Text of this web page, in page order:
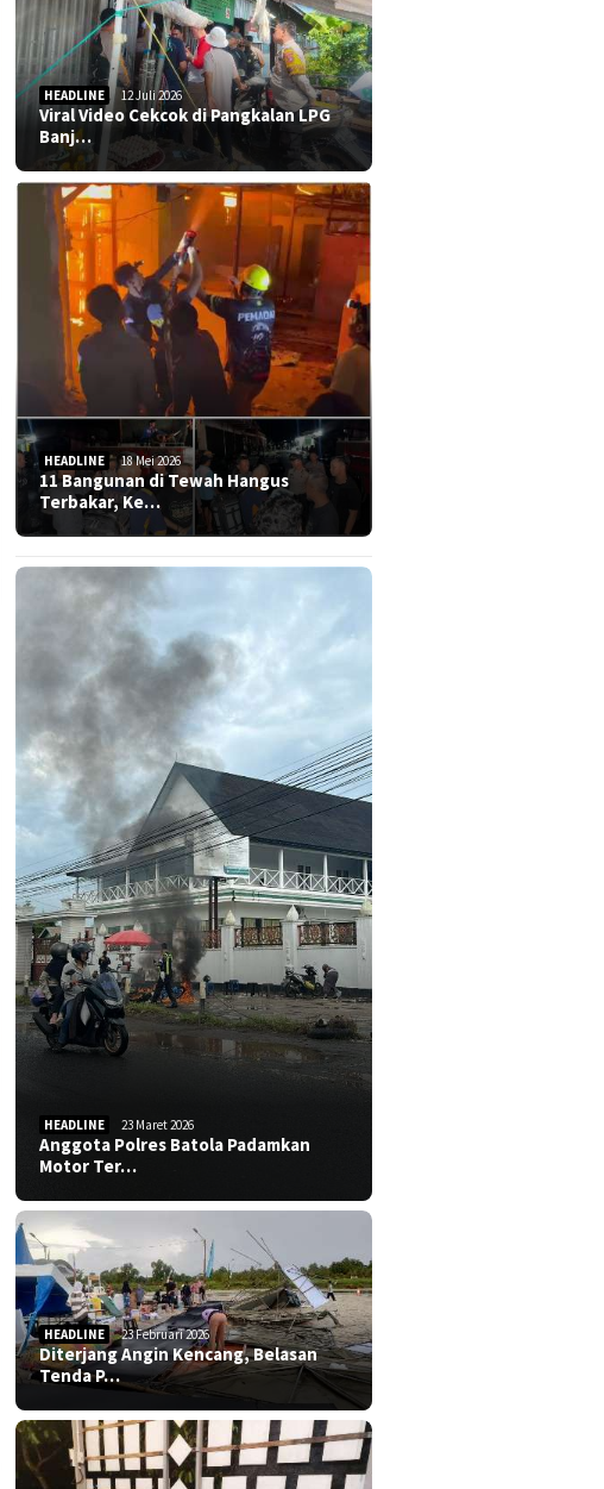
HEADLINE 12 Juli 2026
Viral Video Cekcok di Pangkalan LPG
Banj…
HEADLINE 18 Mei 2026
11 Bangunan di Tewah Hangus
Terbakar, Ke…
HEADLINE 23 Maret 2026
Anggota Polres Batola Padamkan
Motor Ter…
HEADLINE 23 Februari 2026
Diterjang Angin Kencang, Belasan
Tenda P…